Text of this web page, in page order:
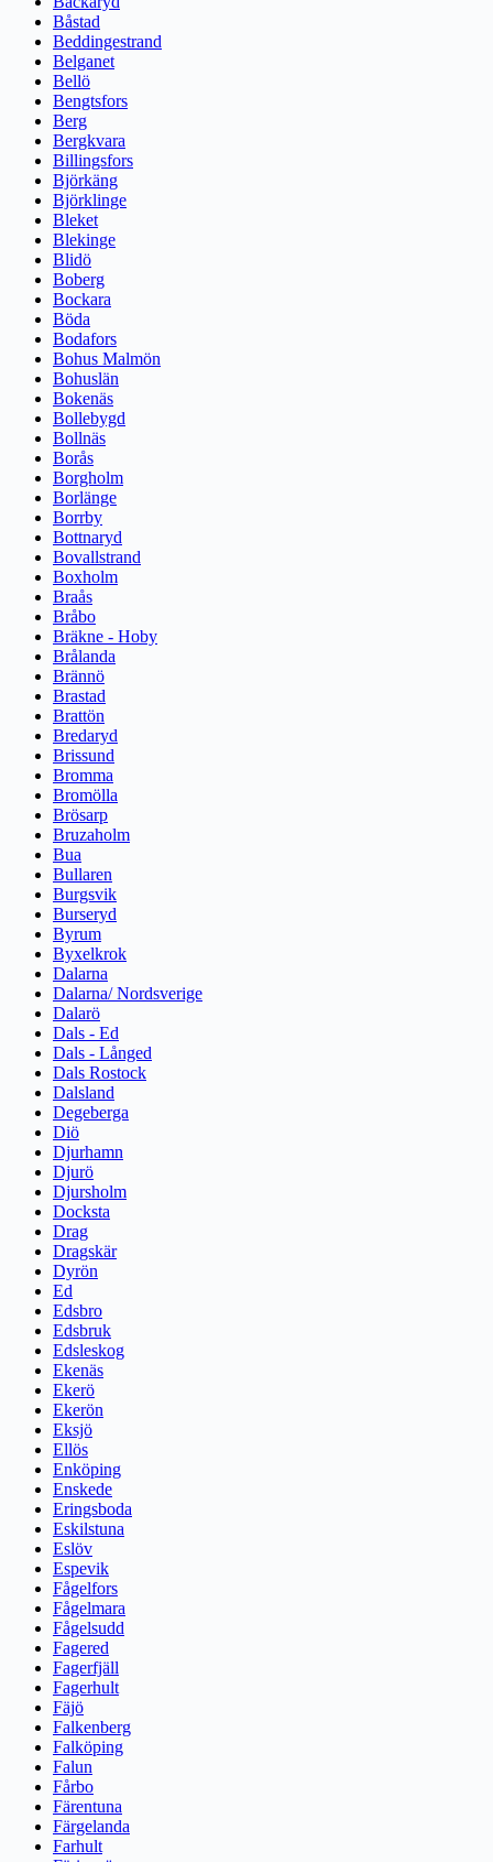
Båstad
Beddingestrand
Belganet
Bellö
Bengtsfors
Berg
Bergkvara
Billingsfors
Björkäng
Björklinge
Bleket
Blekinge
Blidö
Boberg
Bockara
Böda
Bodafors
Bohus Malmön
Bohuslän
Bokenäs
Bollebygd
Bollnäs
Borås
Borgholm
Borlänge
Borrby
Bottnaryd
Bovallstrand
Boxholm
Braås
Bråbo
Bräkne - Hoby
Brålanda
Brännö
Brastad
Brattön
Bredaryd
Brissund
Bromma
Bromölla
Brösarp
Bruzaholm
Bua
Bullaren
Burgsvik
Burseryd
Byrum
Byxelkrok
Dalarna
Dalarna/ Nordsverige
Dalarö
Dals - Ed
Dals - Långed
Dals Rostock
Dalsland
Degeberga
Diö
Djurhamn
Djurö
Djursholm
Docksta
Drag
Dragskär
Dyrön
Ed
Edsbro
Edsbruk
Edsleskog
Ekenäs
Ekerö
Ekerön
Eksjö
Ellös
Enköping
Enskede
Eringsboda
Eskilstuna
Eslöv
Espevik
Fågelfors
Fågelmara
Fågelsudd
Fagered
Fagerfjäll
Fagerhult
Fäjö
Falkenberg
Falköping
Falun
Fårbo
Färentuna
Färgelanda
Farhult